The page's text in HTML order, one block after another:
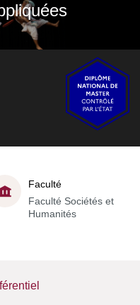
Faculté
Faculté Sociétés et
Humanités